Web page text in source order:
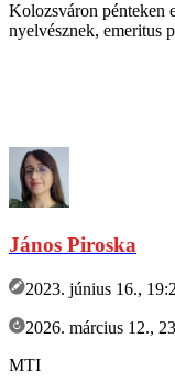
Kolozsváron pénteken
nyelvésznek, emeritus
János Piroska
2023. június 16.,
2026. március 12.,
MTI